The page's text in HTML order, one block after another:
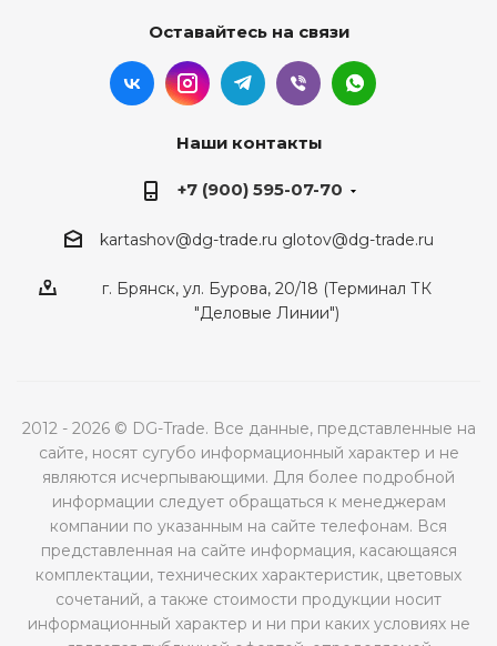
Оставайтесь на связи
Наши контакты
+7 (900) 595-07-70
kartashov@dg-trade.ru glotov@dg-trade.ru
г. Брянск, ул. Бурова, 20/18 (Терминал ТК
"Деловые Линии")
2012 - 2026 © DG-Trade. Все данные, представленные на
сайте, носят сугубо информационный характер и не
являются исчерпывающими. Для более подробной
информации следует обращаться к менеджерам
компании по указанным на сайте телефонам. Вся
представленная на сайте информация, касающаяся
комплектации, технических характеристик, цветовых
сочетаний, а также стоимости продукции носит
информационный характер и ни при каких условиях не